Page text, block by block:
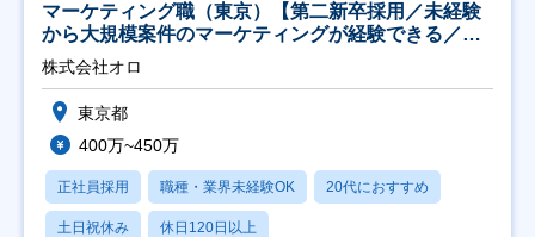
マーケティング職（東京）【第二新卒採用／未経験
から大規模案件のマーケティングが経験できる／研
修充実】
株式会社オロ
東京都
400万~450万
正社員採用 職種・業界未経験OK 20代におすすめ
土日祝休み 休日120日以上